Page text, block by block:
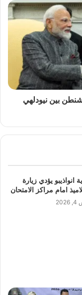
بين نيودلهي
انواذيبو يؤدي زيارة
امام مراكز الامتحان